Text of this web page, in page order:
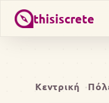
thisiscrete
Κεντρική